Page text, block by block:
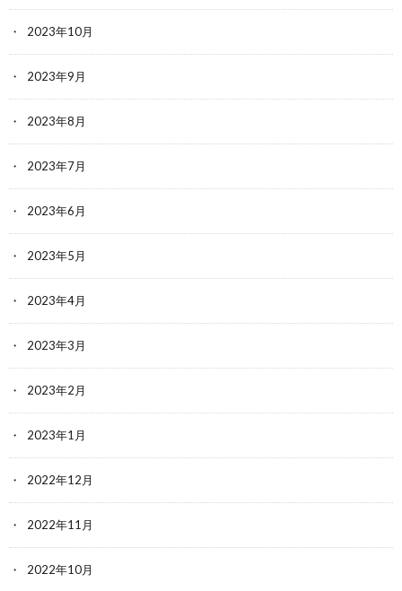
2023年10月
2023年9月
2023年8月
2023年7月
2023年6月
2023年5月
2023年4月
2023年3月
2023年2月
2023年1月
2022年12月
2022年11月
2022年10月